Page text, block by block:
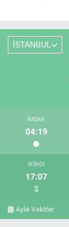
İSTANBUL
İMSAK
04:19
İKINDI
17:07
Aylık Vakitler